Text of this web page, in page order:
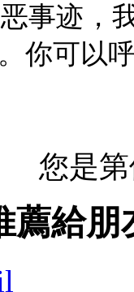
事迹，
你可以
您是
薦給朋